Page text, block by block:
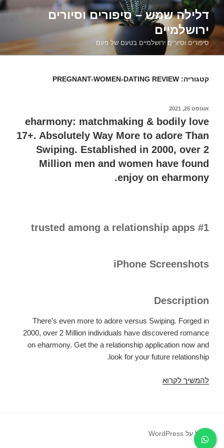
דילוג
לתוכןדלילה שמש – סיפורים וסיורים
ירושלמיים
סיפורים וסיורים ירושלמיים בטעם של פעם
קטגוריה: PREGNANT-WOMEN-DATING REVIEW
פורסם
אוגוסט 25, 2021
eharmony: matchmaking & bodily love
17+. Absolutely Way More to adore Than
Swiping. Established in 2000, over 2
Million men and women have found
enjoy on eharmony.
#1 trusted among a relationship apps
iPhone Screenshots
Description
There's even more to adore versus Swiping. Forged in
2000, over 2 Million individuals have discovered romance
on eharmony. Get the a relationship application now and
look for your future relationship.
להמשיך לקרוא
פועל על WordPress